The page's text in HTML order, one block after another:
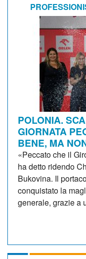
POLONIA.
GIORNATA
BENE, MA
«Peccato che il
ha detto ridendo
Bukovina. Il
conquistato la
generale, grazie a